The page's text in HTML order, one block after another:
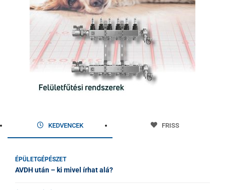
KEDVENCEK FRISS
ÉPÜLETGÉPÉSZET
AVDH után – ki mivel írhat alá?